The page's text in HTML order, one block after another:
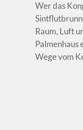
Wer das
Raum, Luft
Palmenhaus
Wege vom